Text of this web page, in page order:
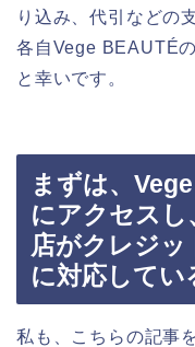
り込み、代引などの
各自Vege BEAUTÉ
と幸いです。
まずは、
にアクセスし
店がクレジッ
に対応してい
私も、こちらの記事